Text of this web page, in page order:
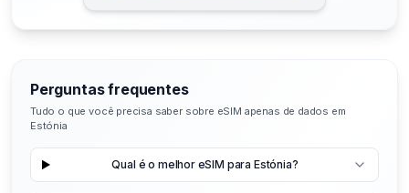
Perguntas frequentes
Tudo o que você precisa saber sobre eSIM apenas de dados em
Estónia
Qual é o melhor eSIM para Estónia?